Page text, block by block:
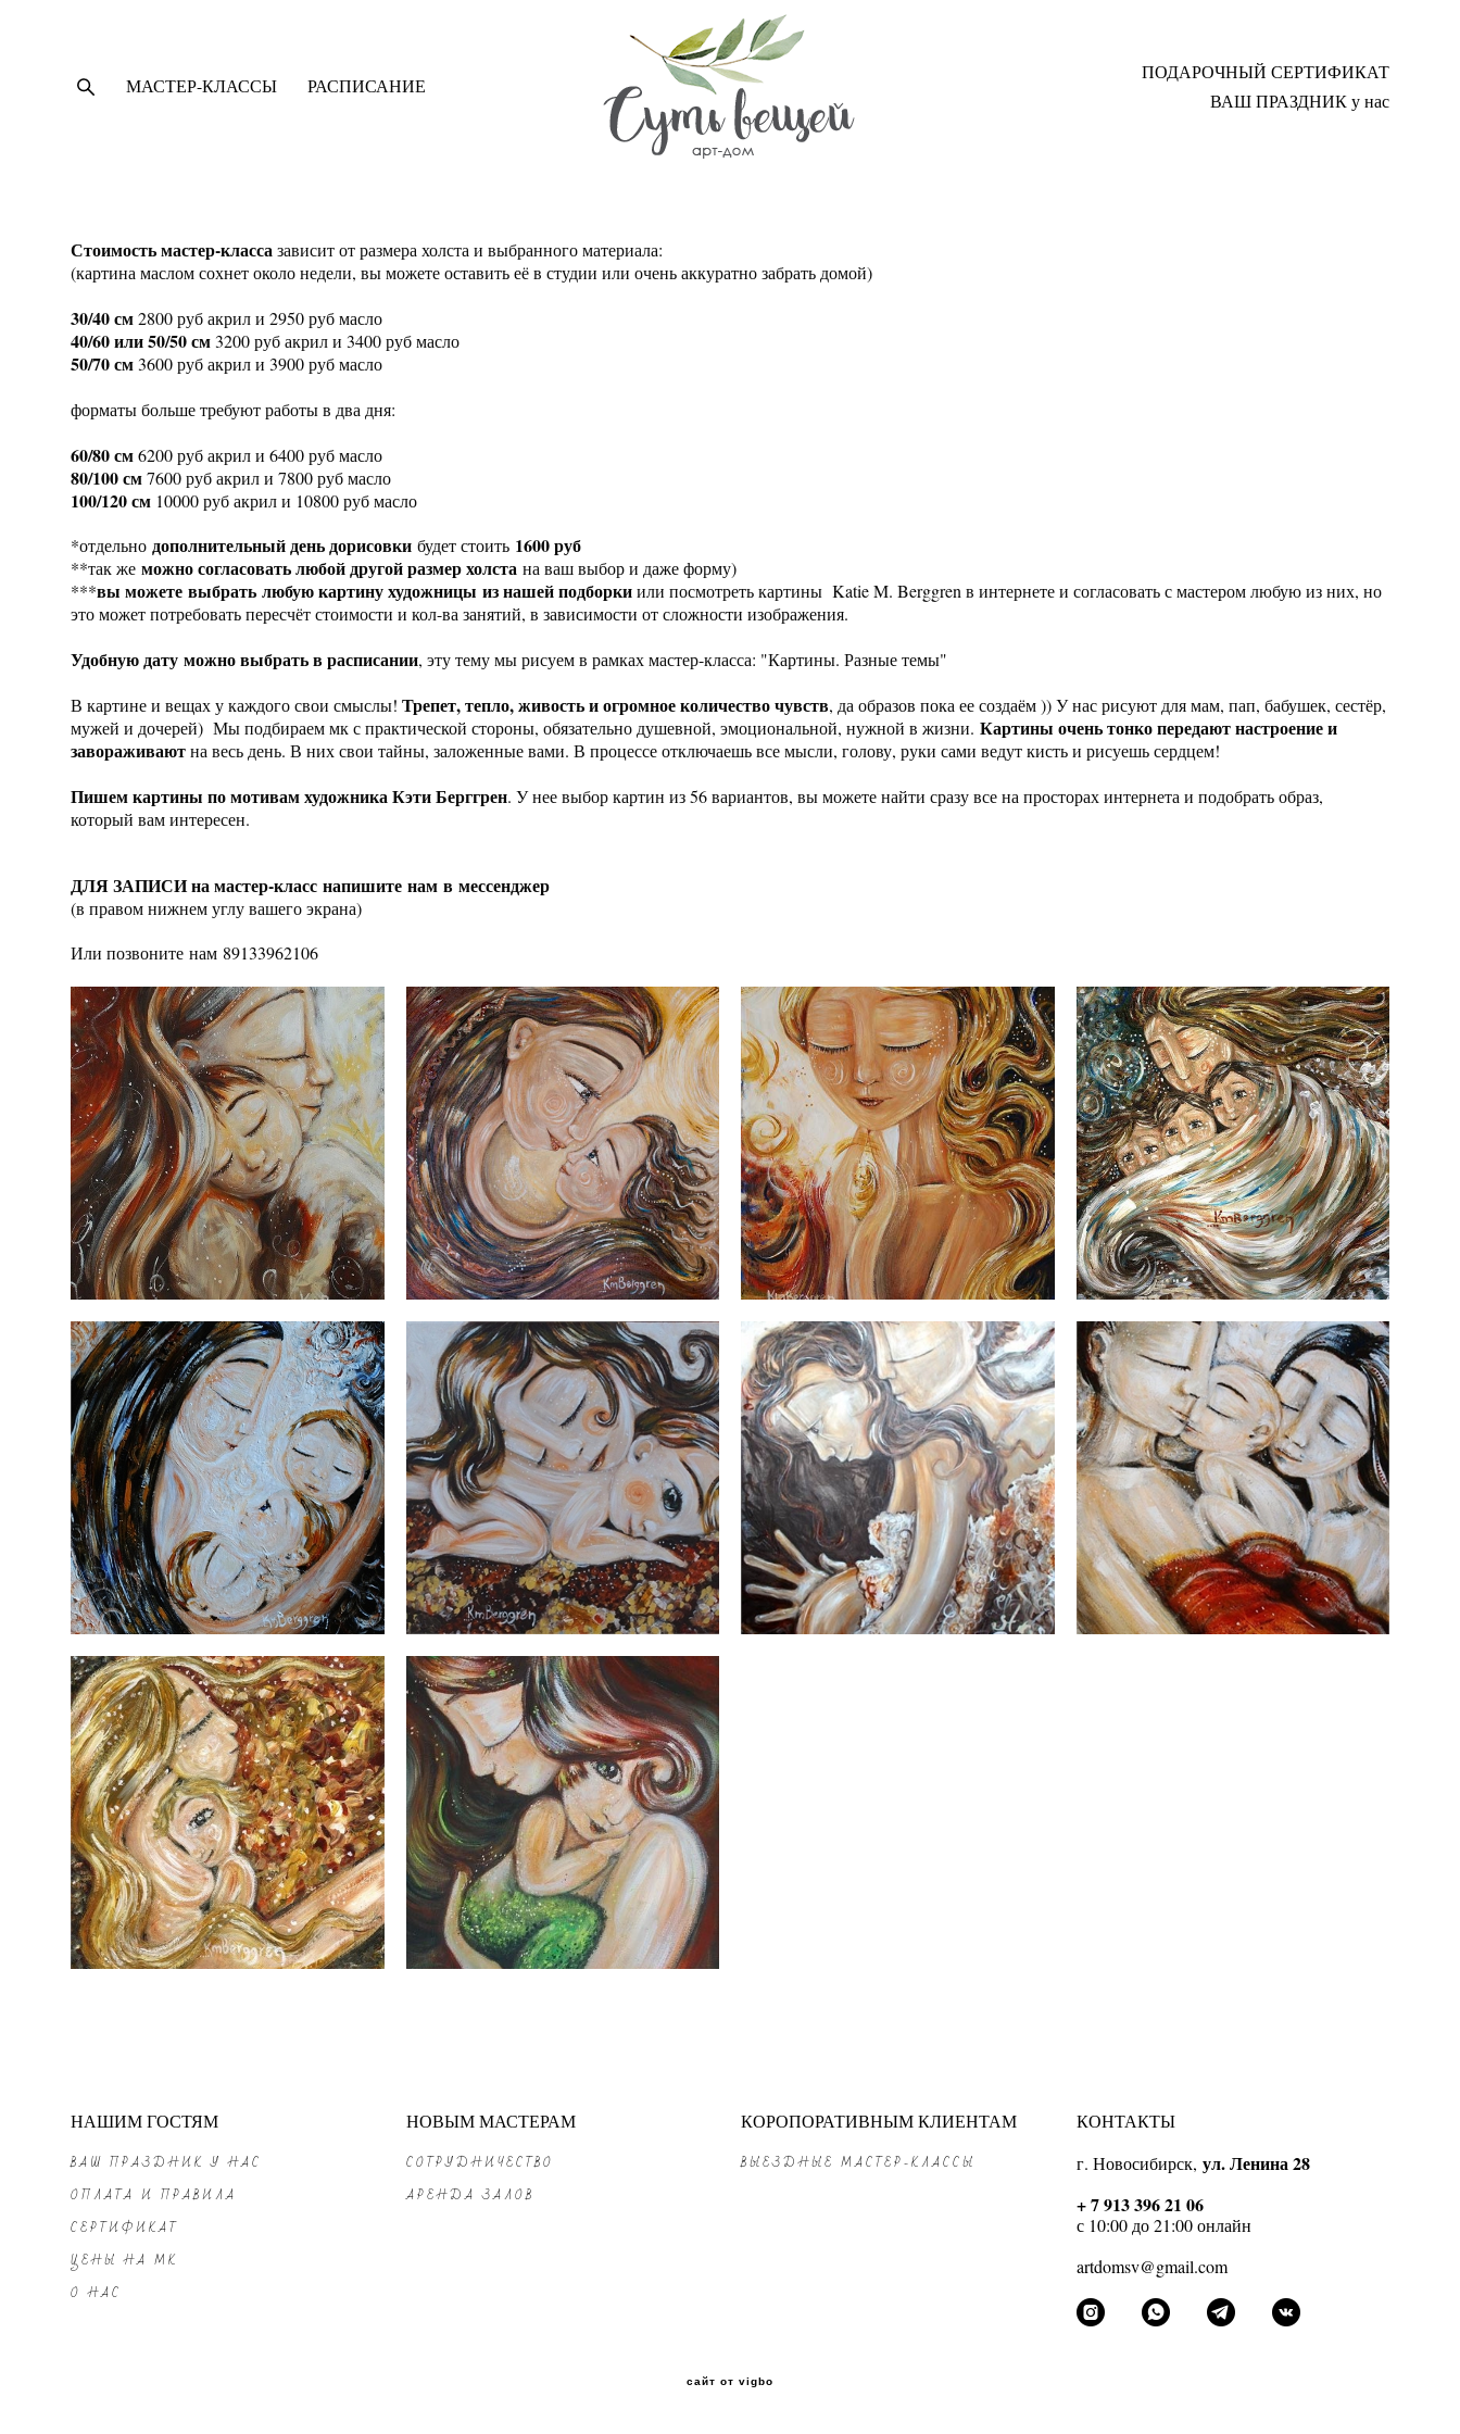
МАСТЕР-КЛАССЫ РАСПИСАНИЕ
ПОДАРОЧНЫЙ СЕРТИФИКАТ
ВАШ ПРАЗДНИК у нас
МАСТЕР-КЛАССЫ РАСПИСАНИЕ
ПОДАРОЧНЫЙ СЕРТИФИКАТ
ВАШ ПРАЗДНИК у нас
Стоимость мастер-классазависит от размера холста и выбранного материала:
(картина маслом сохнет около недели, вы можете оставить её в студии или очень аккуратно забрать домой)
30/40 см2800 руб акрил и 2950 руб масло
40/60 или 50/50 см3200 руб акрил и 3400 руб масло
50/70 см3600 руб акрил и 3900 руб масло
форматы больше требуют работы в два дня:
60/80 см6200 руб акрил и 6400 руб масло
80/100 см7600 руб акрил и 7800 руб масло
100/120 см 10000 руб акрил и 10800 руб масло
*отдельно дополнительный день дорисовки будет стоить 1600 руб
**так же можно согласовать любой другой размер холста на ваш выбор и даже форму)
***вы можете выбрать любую картину художницы из нашей подборкиили посмотреть картины Katie M. Berggren в интернете и согласовать с мастером любую из них, но
это может потребовать пересчёт стоимости и кол-ва занятий, в зависимости от сложности изображения.
Удобную дату можно выбрать в расписании, эту тему мы рисуем в рамках мастер-класса: "Картины. Разные темы"
В картине и вещах у каждого свои смыслы! Трепет, тепло, живость и огромное количество чувств, да образов пока ее создаём )) У нас рисуют для мам, пап, бабушек, сестёр,
мужей и дочерей) Мы подбираем мк с практической стороны, обязательно душевной, эмоциональной, нужной в жизни. Картины очень тонко передают настроение и
завораживаютна весь день. В них свои тайны, заложенные вами. В процессе отключаешь все мысли, голову, руки сами ведут кисть и рисуешь сердцем!
Пишем картины по мотивам художника Кэти Берггрен. У нее выбор картин из 56 вариантов, вы можете найти сразу все на просторах интернета и подобрать образ,
который вам интересен.
ДЛЯ ЗАПИСИ на мастер-класс напишите нам в мессенджер
(в правом нижнем углу вашего экрана)
Или позвоните нам 89133962106
НАШИМ ГОСТЯМ
ВАШ ПРАЗДНИК У НАС
ОПЛАТА И ПРАВИЛА
СЕРТИФИКАТ
ЦЕНЫ НА МК
О НАС
НОВЫМ МАСТЕРАМ
СОТРУДНИЧЕСТВО
АРЕНДА ЗАЛОВ
КОРОПОРАТИВНЫМ КЛИЕНТАМ
ВЫЕЗДНЫЕ МАСТЕР-КЛАССЫ
КОНТАКТЫ
г. Новосибирск, ул. Ленина 28
+ 7 913 396 21 06
с 10:00 до 21:00 онлайн
artdomsv@gmail.com
сайт от vigbo